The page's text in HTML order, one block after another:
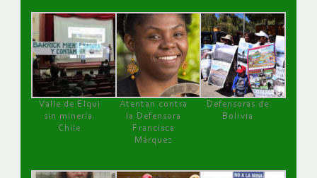
Valle de Elqui
sin minería.
Chile
Atentan contra
la Defensora
Francisca
Márquez
Defensoras de
Bolivia